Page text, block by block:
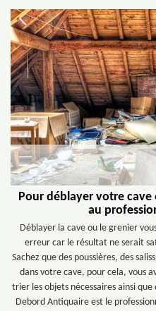
Pour déblayer votre
au
Déblayer la cave ou le grenier
erreur car le résultat ne serait
Sachez que des poussières, des
dans votre cave, pour cela, vous
trier les objets nécessaires ainsi que
Debord Antiquaire est le